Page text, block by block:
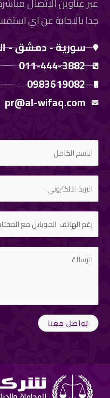
جدا بالاجابة عن اي
سورية - دمشق -
011-444-3882
0983619082
pr@al-wifaq.com
تواصل معنا